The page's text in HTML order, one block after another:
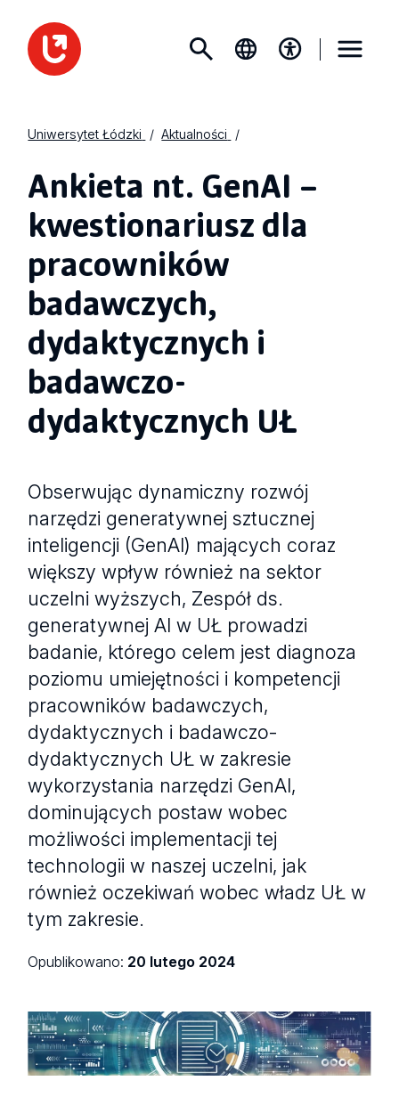
Uniwersytet Łódzki Aktualności
Ankieta nt. GenAI –
kwestionariusz dla
pracowników
badawczych,
dydaktycznych i
badawczo-
dydaktycznych UŁ
Obserwując dynamiczny rozwój
narzędzi generatywnej sztucznej
inteligencji (GenAI) mających coraz
większy wpływ również na sektor
uczelni wyższych, Zespół ds.
generatywnej AI w UŁ prowadzi
badanie, którego celem jest diagnoza
poziomu umiejętności i kompetencji
pracowników badawczych,
dydaktycznych i badawczo-
dydaktycznych UŁ w zakresie
wykorzystania narzędzi GenAI,
dominujących postaw wobec
możliwości implementacji tej
technologii w naszej uczelni, jak
również oczekiwań wobec władz UŁ w
tym zakresie.
Opublikowano: 20 lutego 2024
Compliance concept with blurred city abstract lights
background